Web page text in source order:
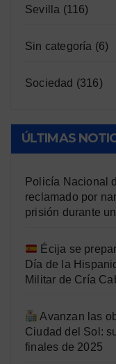
Sevilla (116)
Sin categoría (6)
Sociedad (316)
ÚLTIMAS
Policía Nacional
reclamado por
prisión durante
Écija se
Día de la
Militar de Cría
Avanzan las
Ciudad del Sol:
finales de 2025